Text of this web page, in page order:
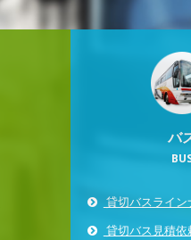
バ
貸切バスライン
貸切バス見積依